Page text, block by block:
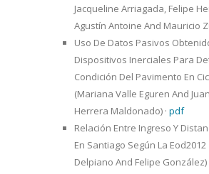
Jacqueline Arriagada, Felipe
Agustín Antoine And Mauricio
Uso De Datos Pasivos
Dispositivos Inerciales Para
Condición Del Pavimento En
(Mariana Valle Eguren And
Herrera Maldonado) · pdf
Relación Entre Ingreso Y
En Santiago Según La
Delpiano And Felipe González)